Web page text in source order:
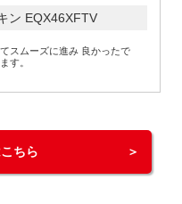
ン EQX46XFTV
スムーズに進み 良かったで
す。
ちら